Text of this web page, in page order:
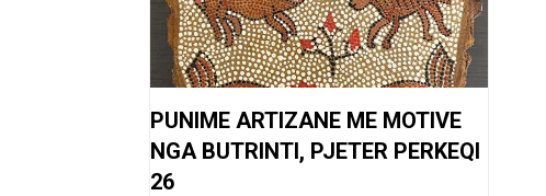
PUNIME ARTIZANE ME MOTIVE
NGA BUTRINTI, PJETER PERKEQI
26